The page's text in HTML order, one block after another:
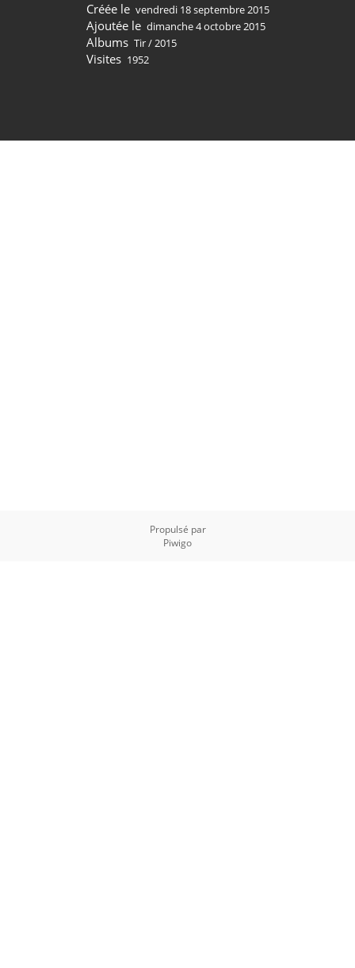
Créée le vendredi 18 septembre 2015
Ajoutée le dimanche 4 octobre 2015
Albums Tir/2015
Visites 1952
Propulsé par
Piwigo